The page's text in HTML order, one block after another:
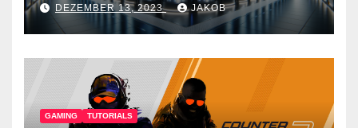
DEZEMBER 13, 2023 JAKOB
GAMING TUTORIALS